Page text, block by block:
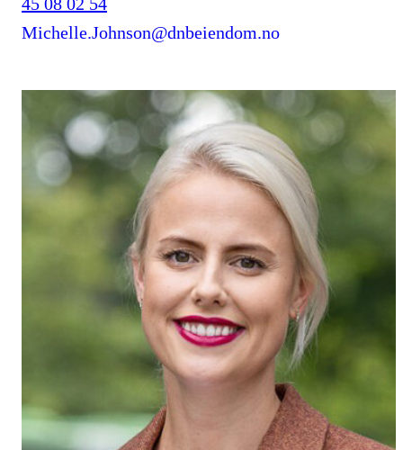
Michelle.Johnson@dnbeiendom.no